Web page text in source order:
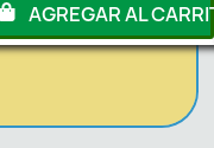
AGREGAR AL